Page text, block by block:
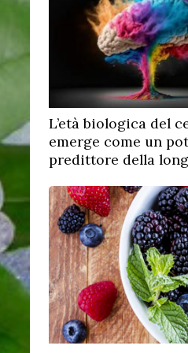
L’età biologica del
emerge come un
predittore della